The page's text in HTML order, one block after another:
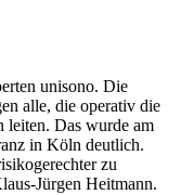
unisono. Die
alle, die operativ die
leiten. Das wurde am
in Köln deutlich.
zu
Jürgen Heitmann.